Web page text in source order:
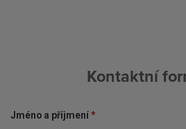
Kontaktní
Jméno a příjmení*